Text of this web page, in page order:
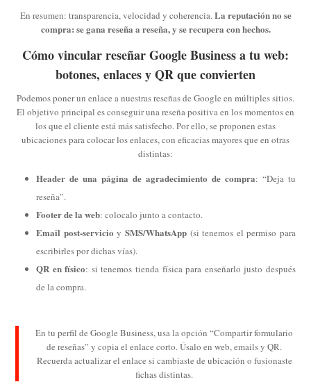
En resumen: transparencia, velocidad y coherencia.La reputación no se
compra: se gana reseña a reseña, y se recupera con hechos.
Cómo vincular reseñar Google Business a tu web:
botones, enlaces y QR que convierten
Podemos poner un enlace a nuestras reseñas de Google en múltiples sitios.
El objetivo principal es conseguir una reseña positiva en los momentos en
los que el cliente está más satisfecho. Por ello, se proponen estas
ubicaciones para colocar los enlaces, con eficacias mayores que en otras
distintas:
Header de una página de agradecimiento de compra: “Deja tu
reseña”.
Footer de la web: colocalo junto a contacto.
Email post-servicio y SMS/WhatsApp(si tenemos el permiso para
escribirles por dichas vías).
QR en físico: si tenemos tienda física para enseñarlo justo después
de la compra.
En tu perfil de Google Business, usa la opción “Compartir formulario
de reseñas” y copia el enlace corto. Úsalo en web, emails y QR.
Recuerda actualizar el enlace si cambiaste de ubicación o fusionaste
fichas distintas.